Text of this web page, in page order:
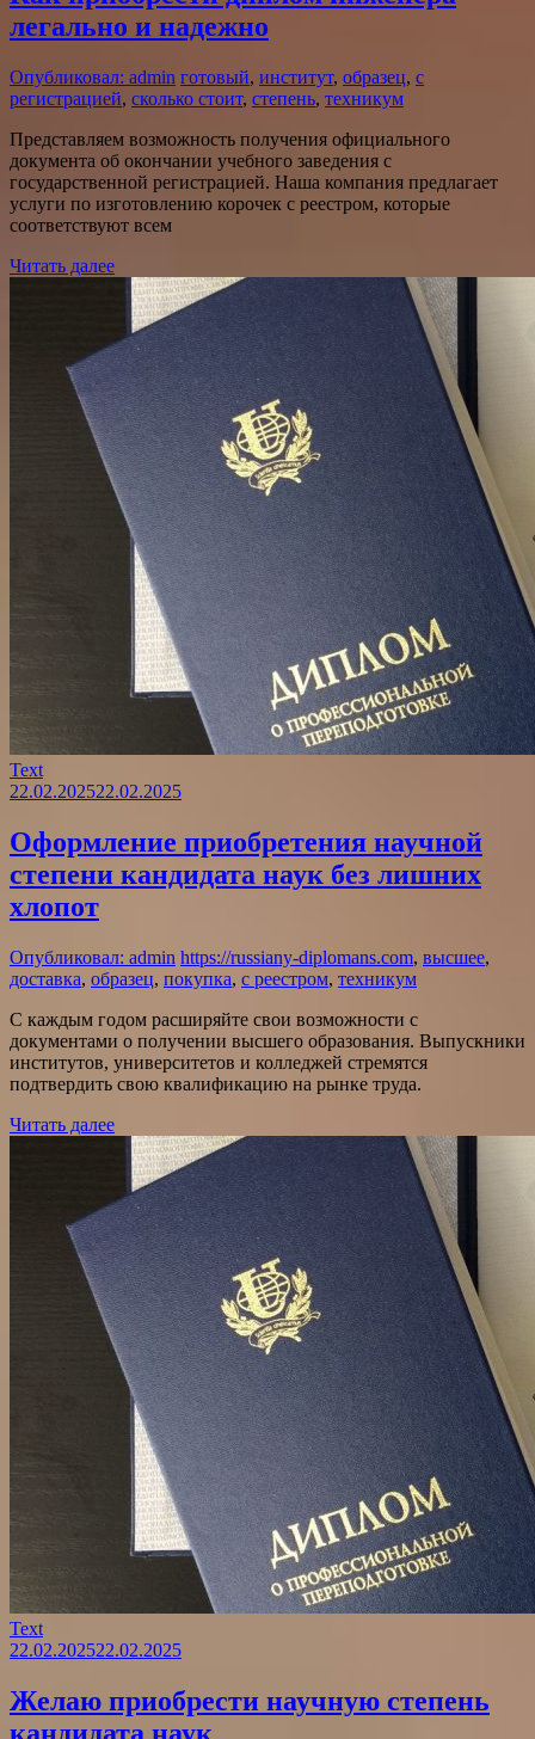
легально и надежно
Опубликовал: admin готовый, институт, образец, с
регистрацией, сколько стоит, степень, техникум
Представляем возможность получения официального
документа об окончании учебного заведения с
государственной регистрацией. Наша компания предлагает
услуги по изготовлению корочек с реестром, которые
соответствуют всем
Читать далее
Text
22.02.202522.02.2025
Оформление приобретения научной
степени кандидата наук без лишних
хлопот
Опубликовал: admin https://russiany-diplomans.com, высшее,
доставка, образец, покупка, с реестром, техникум
С каждым годом расширяйте свои возможности с
документами о получении высшего образования. Выпускники
институтов, университетов и колледжей стремятся
подтвердить свою квалификацию на рынке труда.
Читать далее
Text
22.02.202522.02.2025
Желаю приобрести научную степень
кандидата наук